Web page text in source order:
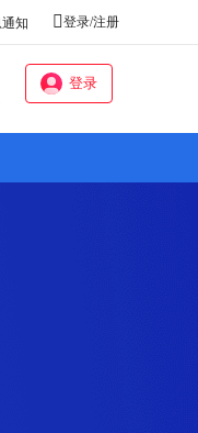
知 登录/注册
登录